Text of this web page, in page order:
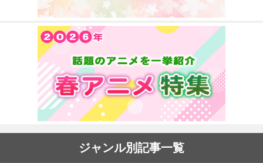
ジャンル別記事一覧